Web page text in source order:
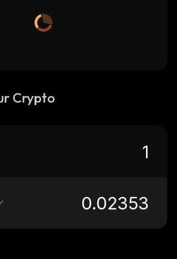
Crypto